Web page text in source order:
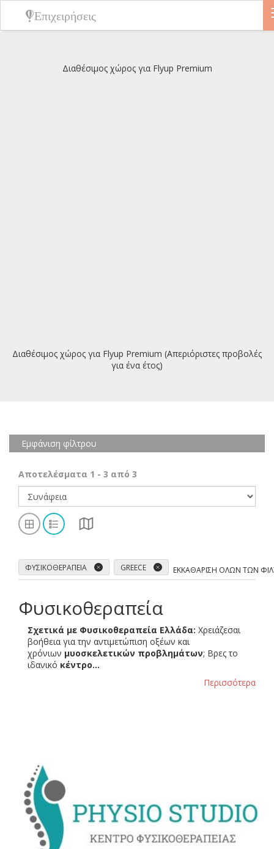
Διαθέσιμος χώρος για Flyup Premium
Διαθέσιμος χώρος για Flyup Premium (Απεριόριστες προβολές
για ένα έτος)
Εμφάνιση φίλτρου
Αποτελέσματα 1 - 3 από 3
ΦΥΣΙΚΟΘΕΡΑΠΕΊΑ GREECE ΕΚΚΑΘΆΡΙΣΗ ΌΛΩΝ ΤΩΝ
Φυσικοθεραπεία
Σχετικά με Φυσικοθεραπεία Ελλάδα: Χρειάζεσαι
βοήθεια για την αντιμετώπιση οξέων και
χρόνιων μυοσκελετικών προβλημάτων; Βρες το
ιδανικό κέντρο…
Περισσότερα
Επιχειρήσεις